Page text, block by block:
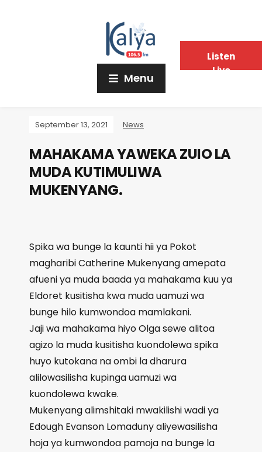
Menu
September 13, 2021 News
MAHAKAMA YAWEKA ZUIO LA
MUDA KUTIMULIWA
MUKENYANG.
Spika wa bunge la kaunti hii ya Pokot
magharibi Catherine Mukenyang amepata
afueni ya muda baada ya mahakama kuu ya
Eldoret kusitisha kwa muda uamuzi wa
bunge hilo kumwondoa mamlakani.
Jaji wa mahakama hiyo Olga sewe alitoa
agizo la muda kusitisha kuondolewa spika
huyo kutokana na ombi la dharura
alilowasilisha kupinga uamuzi wa
kuondolewa kwake.
Mukenyang alimshitaki mwakilishi wadi ya
Edough Evanson Lomaduny aliyewasilisha
hoja ya kumwondoa pamoja na bunge la
Listen
Live